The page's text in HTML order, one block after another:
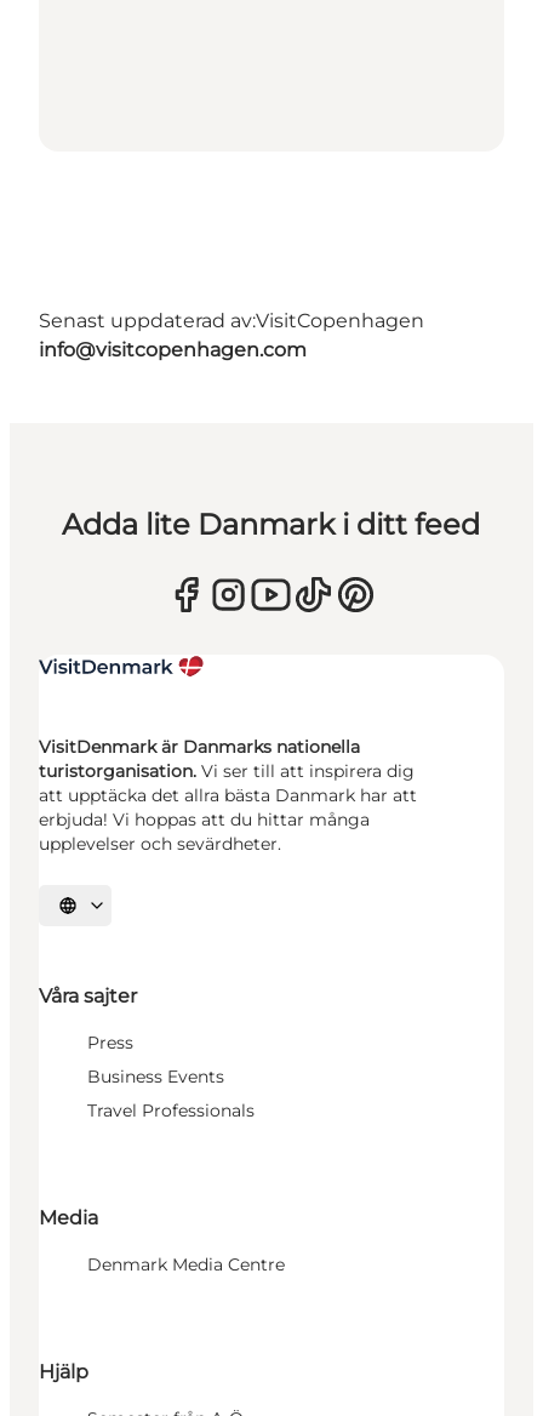
Senast uppdaterad av:VisitCopenhagen
info@visitcopenhagen.com
Adda lite Danmark i ditt feed
VisitDenmark är Danmarks nationella
turistorganisation. Vi ser till att inspirera dig
att upptäcka det allra bästa Danmark har att
erbjuda! Vi hoppas att du hittar många
upplevelser och sevärdheter.
Välj språk
Våra sajter
Press
Business Events
Travel Professionals
Media
Denmark Media Centre
Hjälp